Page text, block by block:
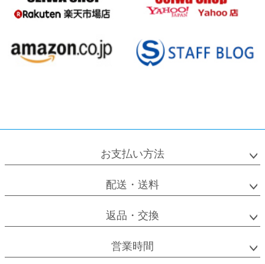
お支払い方法
配送・送料
返品・交換
営業時間